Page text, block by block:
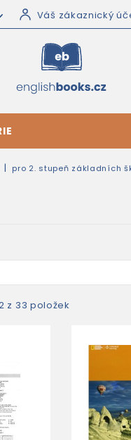
Váš zákaznický
pro 2. stupeň základních
z 33 položek